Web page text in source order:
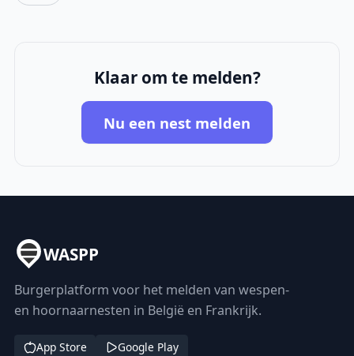
Klaar om te melden?
Nu een nest melden
WASPP
Burgerplatform voor het melden van wespen-
en hoornaarnesten in België en Frankrijk.
App Store Google Play